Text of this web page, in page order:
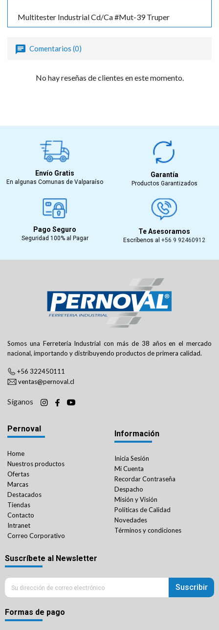
Multitester Industrial Cd/Ca #Mut-39 Truper
Comentarios (0)
No hay reseñas de clientes en este momento.
Envío Gratis
En algunas Comunas de Valparaíso
Garantía
Productos Garantizados
Pago Seguro
Seguridad 100% al Pagar
Te Asesoramos
Escríbenos al +56 9 92460912
Somos una Ferretería Industrial con más de 38 años en el mercado
nacional, importando y distribuyendo productos de primera calidad.
+56 322450111
ventas@pernoval.cl
Síganos
Pernoval
Home
Nuestros productos
Ofertas
Marcas
Destacados
Tiendas
Contacto
Intranet
Correo Corporativo
Información
Inicia Sesión
Mi Cuenta
Recordar Contraseña
Despacho
Misión y Visión
Políticas de Calidad
Novedades
Términos y condiciones
Suscríbete al Newsletter
Suscribir
Formas de pago